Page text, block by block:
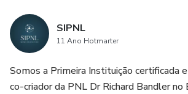
SIPNL
11 Ano Hotmarter
Somos a Primeira Instituição certificada
co-criador da PNL Dr Richard Bandler no